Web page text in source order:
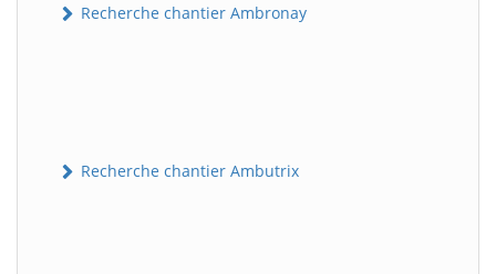
Recherche chantier Ambronay
Recherche chantier Ambutrix